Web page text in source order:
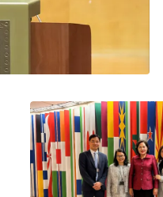
Đấu giá tài sản
Thanh toán –Thẻ
Nhà quản trị
Cơ hội việc làm
ĐẤU GIÁ TÀI SẢN